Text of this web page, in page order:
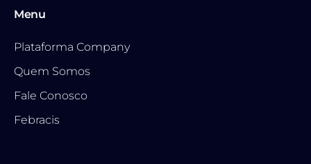
Menu
Plataforma Company
Quem Somos
Fale Conosco
Febracis